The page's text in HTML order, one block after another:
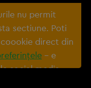
nu permit
sectiune. Poti
direct din
– e
social media